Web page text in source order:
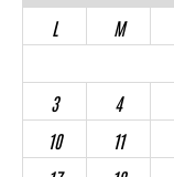
L
M
3
4
10
11